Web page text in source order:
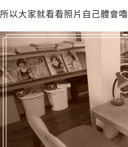
所以大家就看看照片自己體會嚕